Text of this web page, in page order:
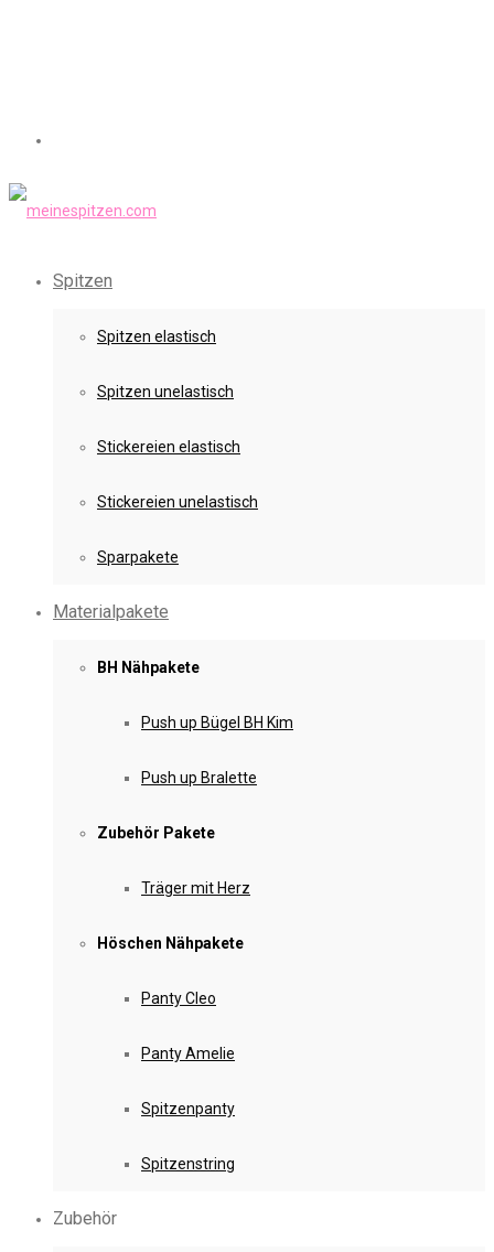
Spitzen
Spitzen elastisch
Spitzen unelastisch
Stickereien elastisch
Stickereien unelastisch
Sparpakete
Materialpakete
BH Nähpakete
Push up Bügel BH Kim
Push up Bralette
Zubehör Pakete
Träger mit Herz
Höschen Nähpakete
Panty Cleo
Panty Amelie
Spitzenpanty
Spitzenstring
Zubehör